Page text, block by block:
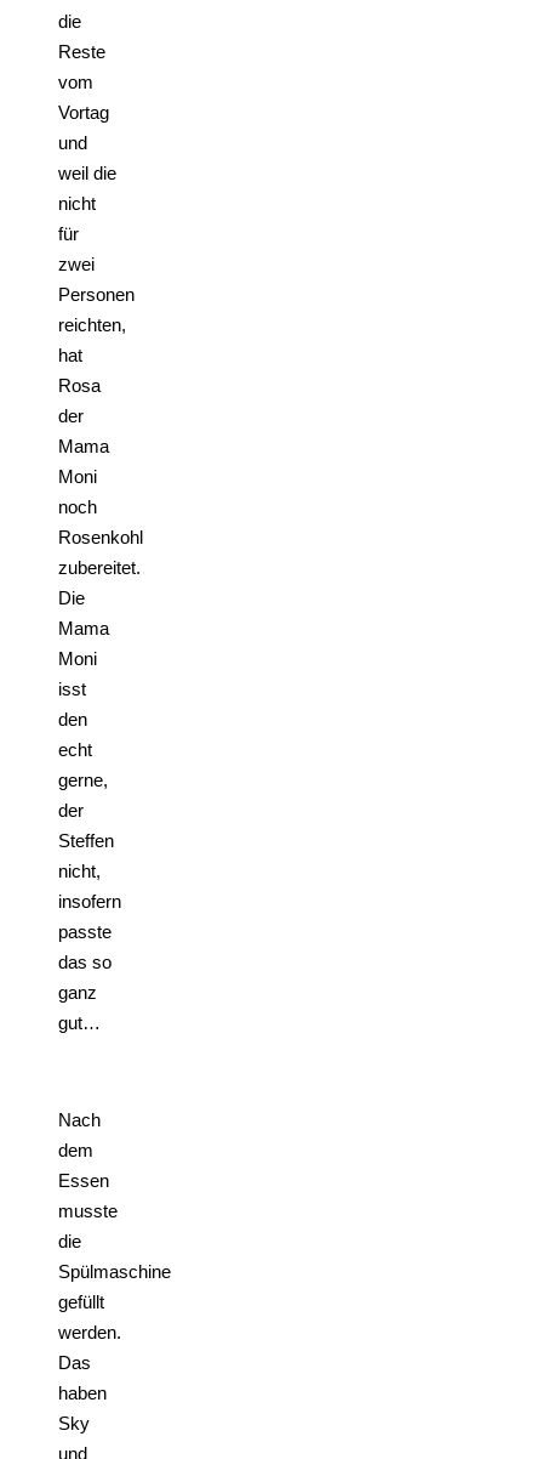
die
Reste
vom
Vortag
und
weil die
nicht
für
zwei
Personen
reichten,
hat
Rosa
der
Mama
Moni
noch
Rosenkohl
zubereitet.
Die
Mama
Moni
isst
den
echt
gerne,
der
Steffen
nicht,
insofern
passte
das so
ganz
gut…
Nach
dem
Essen
musste
die
Spülmaschine
gefüllt
werden.
Das
haben
Sky
und